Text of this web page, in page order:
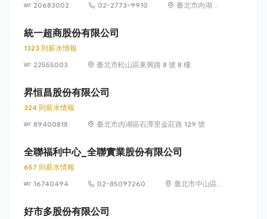
20683002
02-2773-9910
臺北市內湖區
統一超商股份有限公司
1323 則薪水情報
22555003
臺北市松山區東興路 8 號 8 樓
昇恒昌股份有限公司
324 則薪水情報
89400818
臺北市內湖區石潭里金莊路 129 號
全聯福利中心_全聯實業股份有限公司
657 則薪水情報
16740494
02-85097260
臺北市中山區敬
好市多股份有限公司